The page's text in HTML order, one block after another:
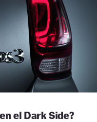
el Dark Side?